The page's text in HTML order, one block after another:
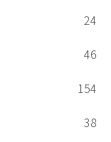
24
46
154
38